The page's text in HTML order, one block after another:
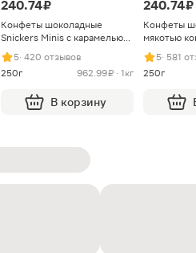
240.74 ₽
Конфеты шоколадные
Snickers Minis с карамелью
арахисом и нугой
5· 420 отзывов
250г
962.99 ₽ · 1кг
В корзину
240.74 ₽
Конфеты
мякотью
5· 581
250г